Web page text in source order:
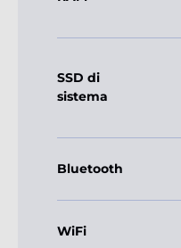
SSD di
sistema
Bluetooth
WiFi